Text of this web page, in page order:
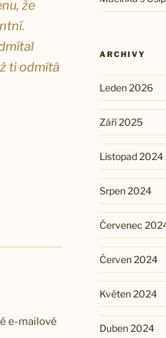
že
ti odmítá
e-mailové
ARCHIVY
Leden 2026
Září 2025
Listopad 2024
Srpen 2024
Červenec
Červen 2024
Květen 2024
Duben 2024